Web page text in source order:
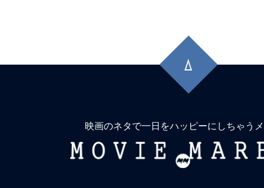
頭
に
映画のネタで一日をハッピーにしちゃう
MOVIE